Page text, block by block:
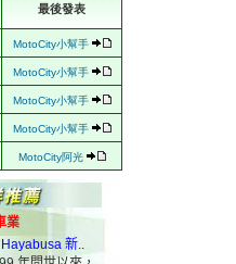
最後發表
MotoCity小幫手
MotoCity小幫手
MotoCity小幫手
MotoCity小幫手
MotoCity阿光